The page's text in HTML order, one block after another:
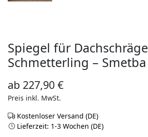
Spiegel für Dachschräge
Schmetterling – Smetba
ab 227,90 €
Preis inkl. MwSt.
Kostenloser Versand (DE)
Lieferzeit: 1-3 Wochen (DE)